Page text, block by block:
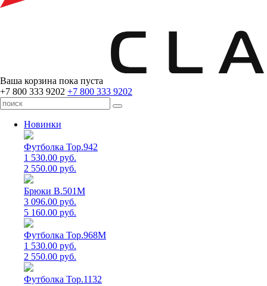
Ваша корзина пока пуста
+7 800 333 9202 +7 800 333 9202
Новинки
Футболка Top.942
1 530.00 руб.
2 550.00 руб.
Брюки B.501M
3 096.00 руб.
5 160.00 руб.
Футболка Top.968M
1 530.00 руб.
2 550.00 руб.
Футболка Top.1132